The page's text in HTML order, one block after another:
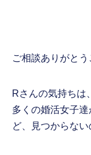
ご相談ありがとう
Rさんの気持ちは
多くの婚活女子
ど、見つからない